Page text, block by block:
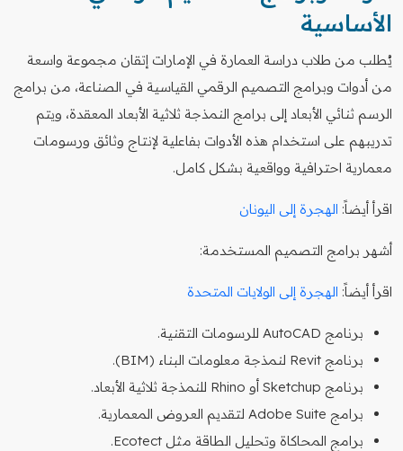
الأساسية
يُطلب من طلاب دراسة العمارة في الإمارات إتقان مجموعة واسعة
من أدوات وبرامج التصميم الرقمي القياسية في الصناعة، من برامج
الرسم ثنائي الأبعاد إلى برامج النمذجة ثلاثية الأبعاد المعقدة، ويتم
تدريبهم على استخدام هذه الأدوات بفاعلية لإنتاج وثائق ورسومات
معمارية احترافية وواقعية بشكل كامل.
اقرأ أيضاً: الهجرة إلى اليونان
أشهر برامج التصميم المستخدمة:
اقرأ أيضاً: الهجرة إلى الولايات المتحدة
برنامج AutoCAD للرسومات التقنية.
برنامج Revit لنمذجة معلومات البناء (BIM).
برنامج Sketchup أو Rhino للنمذجة ثلاثية الأبعاد.
برامج Adobe Suite لتقديم العروض المعمارية.
برامج المحاكاة وتحليل الطاقة مثل Ecotect.